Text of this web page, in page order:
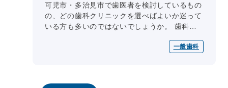
可児市・多治見市で歯医者を検討しているもの
の、どの歯科クリニックを選べばよいか迷って
いる方も多いのではないでしょうか。 歯科ク
一般歯科